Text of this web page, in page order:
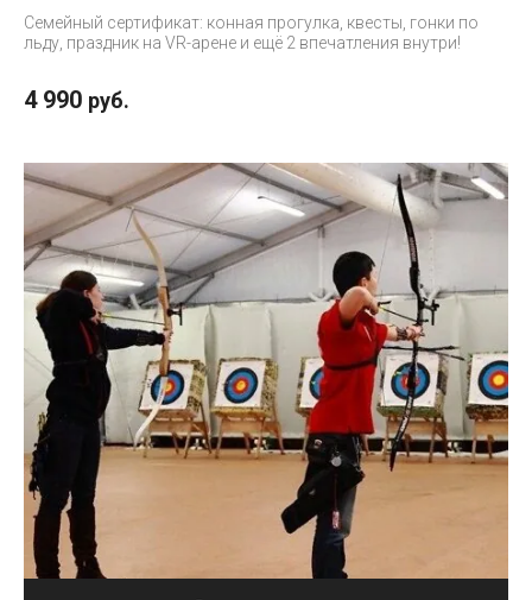
Семейный сертификат: конная прогулка, квесты, гонки по
льду, праздник на VR-арене и ещё 2 впечатления внутри!
4 990 руб.